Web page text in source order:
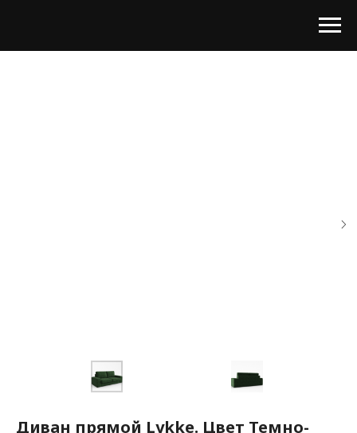
Диван прямой Lykke. Цвет Темно-